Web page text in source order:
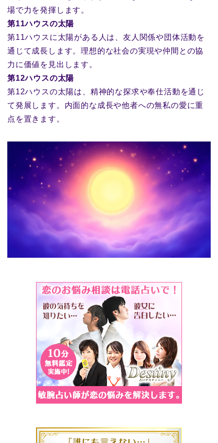
場で力を発揮します。
第11ハウスの太陽
第11ハウスに太陽がある人は、友人関係や団体活動を
通じて成長します。理想的な社会の実現や仲間との協
力に価値を見出します。
第12ハウスの太陽
第12ハウスの太陽は、精神的な探求や奉仕活動を通じ
て発展します。内面的な成長や他者への無私の愛に重
点を置きます。